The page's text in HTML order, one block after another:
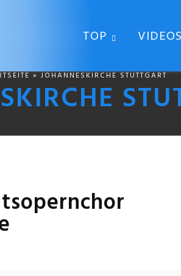
TOP VIDEOS
» JOHANNESKIRCHE STUTTGART